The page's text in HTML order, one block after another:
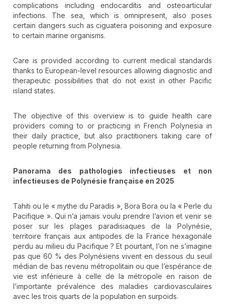
complications including endocarditis and osteoarticular
infections. The sea, which is omnipresent, also poses
certain dangers such as ciguatera poisoning and exposure
to certain marine organisms.
Care is provided according to current medical standards
thanks to European-level resources allowing diagnostic and
therapeutic possibilities that do not exist in other Pacific
island states.
The objective of this overview is to guide health care
providers coming to or practicing in French Polynesia in
their daily practice, but also practitioners taking care of
people returning from Polynesia.
Panorama des pathologies infectieuses et non
infectieuses de Polynésie française en 2025
Tahiti ou le « mythe du Paradis », Bora Bora ou la « Perle du
Pacifique ». Qui n’a jamais voulu prendre l’avion et venir se
poser sur les plages paradisiaques de la Polynésie,
territoire français aux antipodes de la France hexagonale
perdu au milieu du Pacifique ? Et pourtant, l’on ne s’imagine
pas que 60 % des Polynésiens vivent en dessous du seuil
médian de bas revenu métropolitain ou que l’espérance de
vie est inférieure à celle de la métropole en raison de
l’importante prévalence des maladies cardiovasculaires
avec les trois quarts de la population en surpoids.